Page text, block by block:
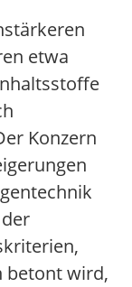
etwa
Konzern
betont wird,